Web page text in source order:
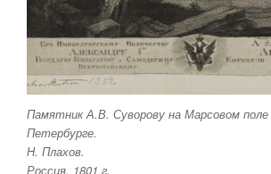
Памятник А.В. Суворову на Марсовом
Петербурге.
Н. Плахов.
Россия, 1801 г.